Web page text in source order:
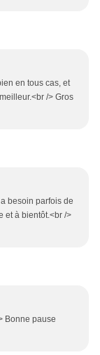
en tous cas, et
/> Gros
besoin parfois de
et à bientôt.<br />
Bonne pause